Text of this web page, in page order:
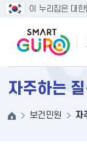
이 누리집은 대
자주하는
보건민원 자